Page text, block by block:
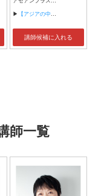
▶ 【アジアの中古車流通】
講師候補に入れる
師一覧